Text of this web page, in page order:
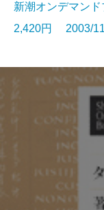
新潮オンデマン
2,420円 2003/